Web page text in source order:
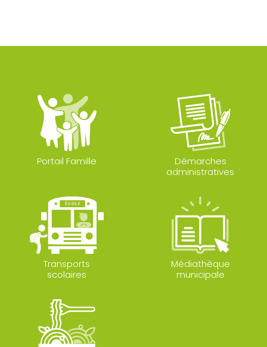
Portail Famille
Démarches
administratives
Transports
scolaires
Médiathèque
municipale